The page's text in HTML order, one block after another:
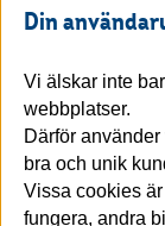
Din
Vi älskar inte
webbplatser.
Därför
bra och unik
Vissa cookies
fungera, andra